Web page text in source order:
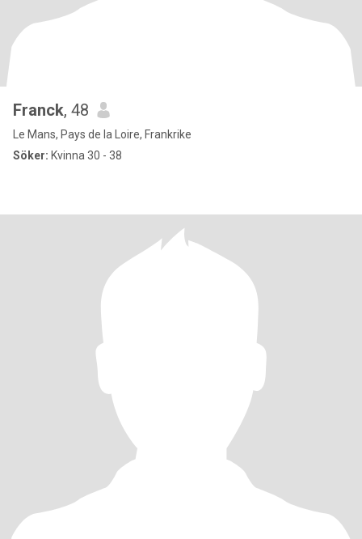
Franck, 48
Le Mans, Pays de la Loire, Frankrike
Söker: Kvinna 30 - 38